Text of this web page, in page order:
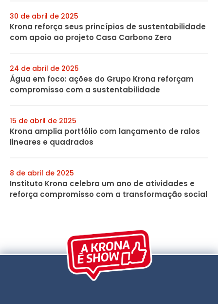
30 de abril de 2025
Krona reforça seus princípios de sustentabilidade
com apoio ao projeto Casa Carbono Zero
24 de abril de 2025
Água em foco: ações do Grupo Krona reforçam
compromisso com a sustentabilidade
15 de abril de 2025
Krona amplia portfólio com lançamento de ralos
lineares e quadrados
8 de abril de 2025
Instituto Krona celebra um ano de atividades e
reforça compromisso com a transformação social